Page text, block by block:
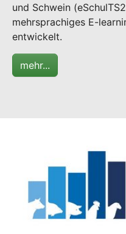
und Schwein
mehrsprachiges E-
entwickelt.
mehr...